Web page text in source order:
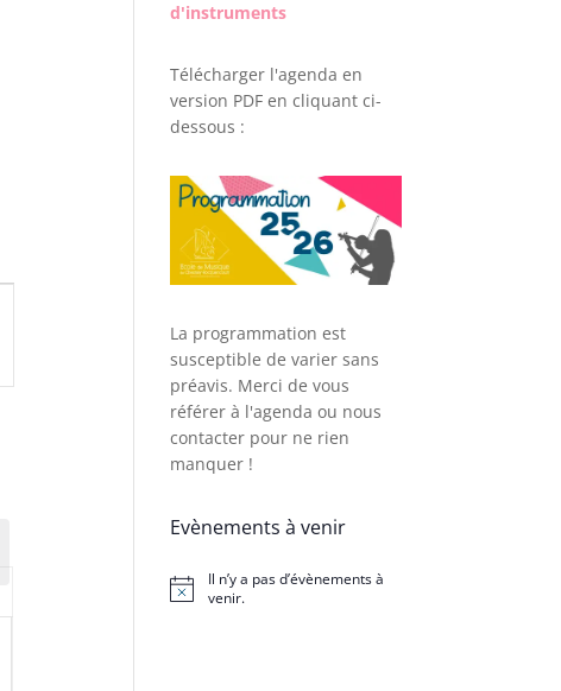
d'instruments
Télécharger l'agenda en
version PDF en cliquant ci-
dessous :
La programmation est
susceptible de varier sans
préavis. Merci de vous
référer à l'agenda ou nous
contacter pour ne rien
manquer !
Evènements à venir
Notice
Il n’y a pas d’évènements à
venir.